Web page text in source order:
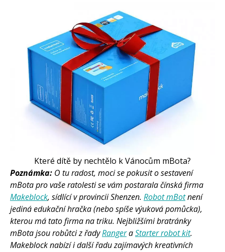
Které dítě by nechtělo k Vánocům mBota?
Poznámka: O tu radost, moci se pokusit o sestavení
mBota pro vaše ratolesti se vám postarala čínská firma
Makeblock, sídlící v provincii Shenzen. Robot mBotnení
jediná edukační hračka (nebo spíše výuková pomůcka),
kterou má tato firma na triku. Nejbližšími bratránky
mBota jsou robůtci z řadyRangeraStarter robot kit.
Makeblock nabízí i další řadu zajímavých kreativních